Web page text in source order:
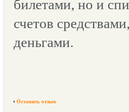
билетами, но и
счетов
деньгами.
Оставить отзыв